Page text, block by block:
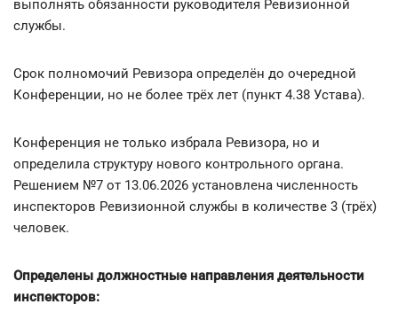
выполнять обязанности руководителя Ревизионной
службы.
Срок полномочий Ревизора определён до очередной
Конференции, но не более трёх лет (пункт 4.38 Устава).
Конференция не только избрала Ревизора, но и
определила структуру нового контрольного органа.
Решением №7 от 13.06.2026 установлена численность
инспекторов Ревизионной службы в количестве 3 (трёх)
человек.
Определены должностные направления деятельности
инспекторов: